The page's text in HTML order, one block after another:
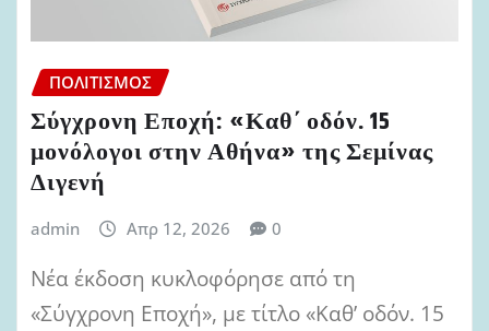
ΠΟΛΙΤΙΣΜΌΣ
Σύγχρονη Εποχή: «Καθ΄ οδόν. 15
μονόλογοι στην Αθήνα» της Σεμίνας
Διγενή
admin Απρ 12, 2026 0
Νέα έκδοση κυκλοφόρησε από τη
«Σύγχρονη Εποχή», με τίτλο «Καθ’ οδόν. 15